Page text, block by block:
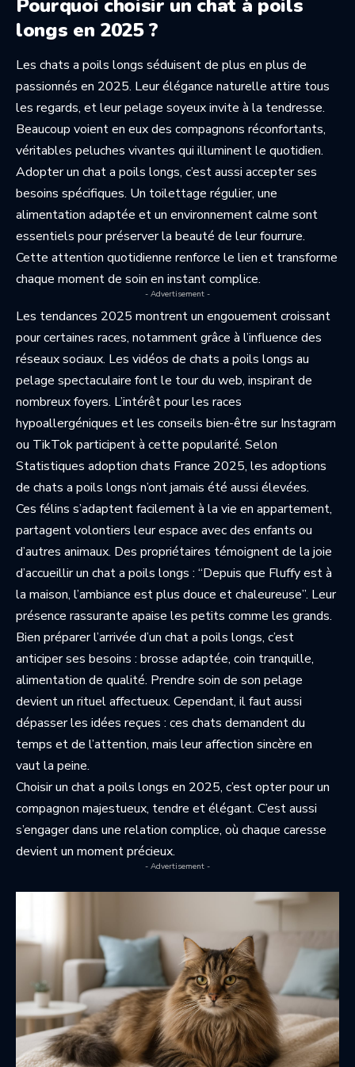
Pourquoi choisir un chat à poils
longs en 2025 ?
Les chats a poils longs séduisent de plus en plus de
passionnés en 2025. Leur élégance naturelle attire tous
les regards, et leur pelage soyeux invite à la tendresse.
Beaucoup voient en eux des compagnons réconfortants,
véritables peluches vivantes qui illuminent le quotidien.
Adopter un chat a poils longs, c’est aussi accepter ses
besoins spécifiques. Un toilettage régulier, une
alimentation adaptée et un environnement calme sont
essentiels pour préserver la beauté de leur fourrure.
Cette attention quotidienne renforce le lien et transforme
chaque moment de soin en instant complice.
- Advertisement -
Les tendances 2025 montrent un engouement croissant
pour certaines races, notamment grâce à l’influence des
réseaux sociaux. Les vidéos de chats a poils longs au
pelage spectaculaire font le tour du web, inspirant de
nombreux foyers. L’intérêt pour les races
hypoallergéniques et les conseils bien-être sur Instagram
ou TikTok participent à cette popularité. Selon
Statistiques adoption chats France 2025, les adoptions
de chats a poils longs n’ont jamais été aussi élevées.
Ces félins s’adaptent facilement à la vie en appartement,
partagent volontiers leur espace avec des enfants ou
d’autres animaux. Des propriétaires témoignent de la joie
d’accueillir un chat a poils longs : “Depuis que Fluffy est à
la maison, l’ambiance est plus douce et chaleureuse”. Leur
présence rassurante apaise les petits comme les grands.
Bien préparer l’arrivée d’un chat a poils longs, c’est
anticiper ses besoins : brosse adaptée, coin tranquille,
alimentation de qualité. Prendre soin de son pelage
devient un rituel affectueux. Cependant, il faut aussi
dépasser les idées reçues : ces chats demandent du
temps et de l’attention, mais leur affection sincère en
vaut la peine.
Choisir un chat a poils longs en 2025, c’est opter pour un
compagnon majestueux, tendre et élégant. C’est aussi
s’engager dans une relation complice, où chaque caresse
devient un moment précieux.
- Advertisement -